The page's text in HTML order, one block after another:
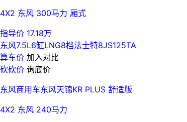
4X2 东风 300马力 厢式
指导价 17.18万
东风7.5L6缸LNG8档法士特8JS125TA
算车价 加入对比
砍砍价 询底价
东风商用车东风天锦KR PLUS 舒适版
4X2 东风 240马力